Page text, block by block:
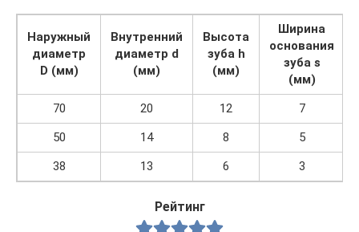
Наружный
диаметр
D (мм)
Внутренний
диаметр d
(мм)
Высота
зуба h
(мм)
Ширина
основания
зуба s
(мм)
70 20 12
7
50
14 8
5
38
13 6 3
Рейтинг